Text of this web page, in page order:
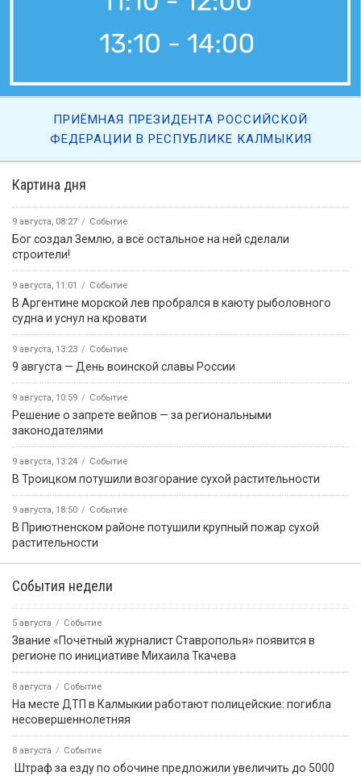
Картина дня
9 августа, 08:27 Событие
Бог создал Землю, а всё остальное на ней сделали
строители!
9 августа, 11:01 Событие
В Аргентине морской лев пробрался в каюту рыболовного
судна и уснул на кровати
9 августа, 13:23 Событие
9 августа — День воинской славы России
9 августа, 10:59 Событие
Решение о запрете вейпов — за региональными
законодателями
9 августа, 13:24 Событие
В Троицком потушили возгорание сухой растительности
9 августа, 18:50 Событие
В Приютненском районе потушили крупный пожар сухой
растительности
События недели
5 августа Событие
Звание «Почётный журналист Ставрополья» появится в
регионе по инициативе Михаила Ткачева
8 августа Событие
На месте ДТП в Калмыкии работают полицейские: погибла
несовершеннолетняя
8 августа Событие
️ Штраф за езду по обочине предложили увеличить до 5000
ПРИЁМНАЯ ПРЕЗИДЕНТА РОССИЙСКОЙ
ФЕДЕРАЦИИ В РЕСПУБЛИКЕ КАЛМЫКИЯ